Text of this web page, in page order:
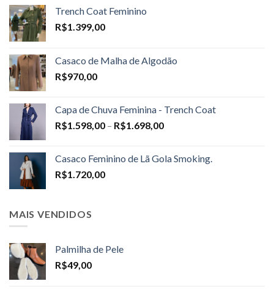
Trench Coat Feminino
R$1.399,00
Casaco de Malha de Algodão
R$970,00
Capa de Chuva Feminina - Trench Coat
R$1.598,00 – R$1.698,00Price
through
Casaco Feminino de Lã Gola Smoking.
R$1.720,00
MAIS VENDIDOS
Palmilha de Pele
R$49,00